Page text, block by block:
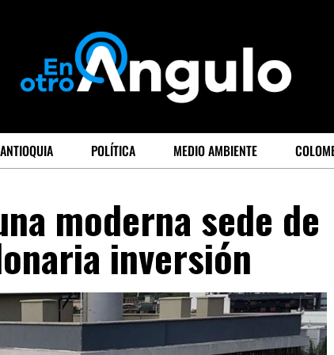
ANTIOQUIA POLÍTICA MEDIO AMBIENTE
moderna sede de
inversión